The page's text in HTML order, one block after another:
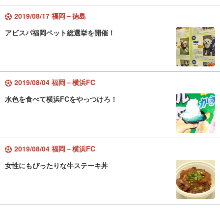
2019/08/17 福岡－徳島
アビスパ福岡ペット総選挙を開催！
2019/08/04 福岡－横浜FC
水色を食べて横浜FCをやっつけろ！
2019/08/04 福岡－横浜FC
女性にもぴったりな牛ステーキ丼